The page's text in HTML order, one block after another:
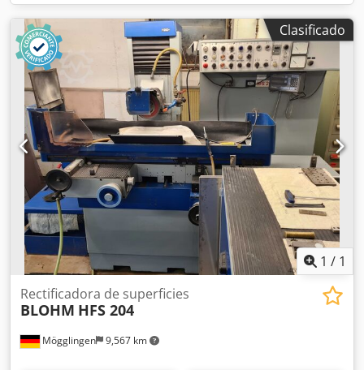
Clasificado
1 / 1
Mögglingen 9,567 km
Rectificadora de superficies
BLOHM HFS 204